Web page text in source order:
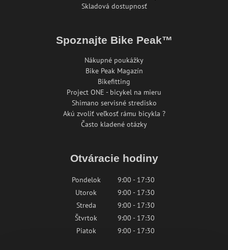
Skladová dostupnosť
Spoznajte Bike Peak™
Nákupné poukážky
Bike Peak Magazín
Bikefitting
Project ONE - bicykel na mieru
Shimano servisné stredisko
Akú zvoliť veľkosť rámu bicykla ?
Často kladené otázky
Otváracie hodiny
Pondelok
9:00 - 17:30
Utorok
9:00 - 17:30
Streda
9:00 - 17:30
Štvrtok
9:00 - 17:30
Piatok
9:00 - 17:30